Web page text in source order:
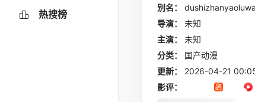
热搜榜
别名：
导演：
未知
主演：
未知
分类：
国产动漫
更新：
2026-04-21
影评：